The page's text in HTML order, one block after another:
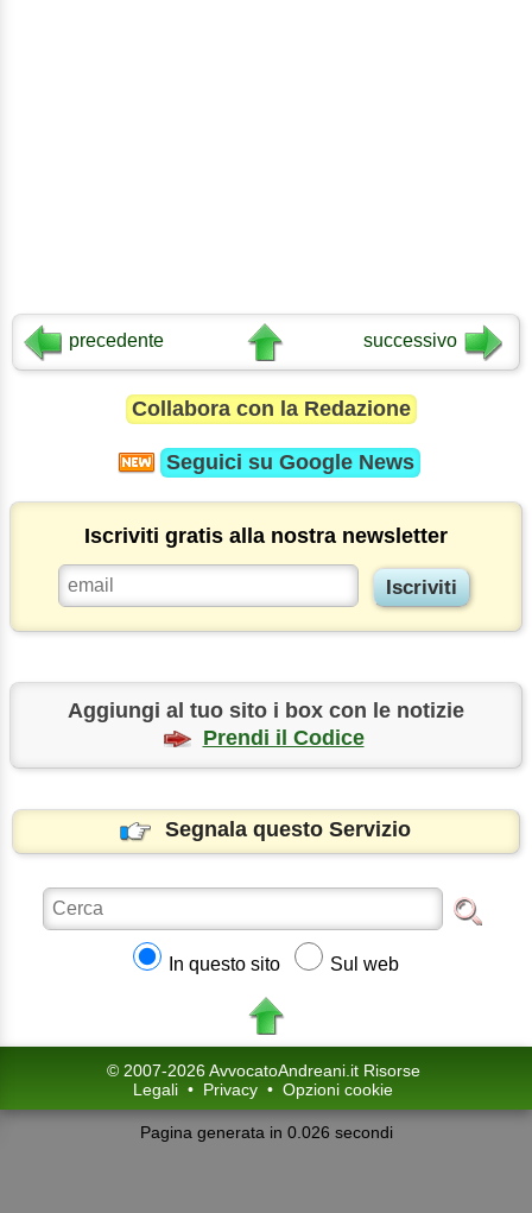
precedente successivo
Collabora con la Redazione
Seguici su Google News
Iscriviti gratis alla nostra newsletter
Aggiungi al tuo sito i box con le notizie
Prendi il Codice
Segnala questo Servizio
In questo sito Sul web
© 2007-2026 AvvocatoAndreani.it Risorse
Legali • Privacy • Opzioni cookie
Pagina generata in 0.026 secondi